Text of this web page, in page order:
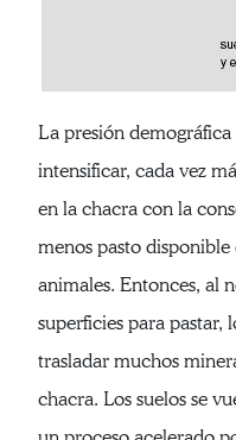
La presión
intensificar, cada vez
en la chacra con la
menos pasto disponible
animales. Entonces, al
superficies para pastar,
trasladar muchos
chacra. Los suelos se